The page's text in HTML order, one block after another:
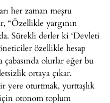
her zaman meşru
“Özellikle yargının
Sürekli derler ki ‘Devleti
özellikle hesap
çabasında olurlar eğer bu
ortaya çıkar.
yere oturtmak, yurttaşlık
otonom toplum